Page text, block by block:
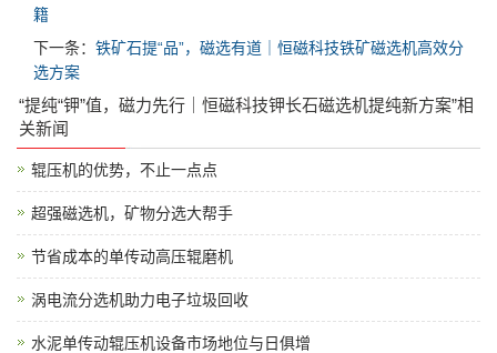
籍
下一条： 铁矿石提“品”，磁选有道｜恒磁科技铁矿磁选机高效分
选方案
“提纯“钾”值，磁力先行｜恒磁科技钾长石磁选机提纯新方案”相
关新闻
辊压机的优势，不止一点点
超强磁选机，矿物分选大帮手
节省成本的单传动高压辊磨机
涡电流分选机助力电子垃圾回收
水泥单传动辊压机设备市场地位与日俱增